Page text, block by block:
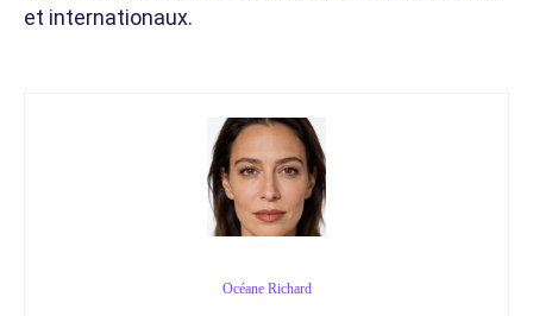
et internationaux.
Océane Richard